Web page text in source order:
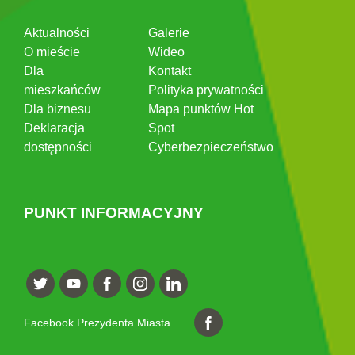
Aktualności
O mieście
Dla
mieszkańców
Dla biznesu
Deklaracja
dostępności
Galerie
Wideo
Kontakt
Polityka prywatności
Mapa punktów Hot
Spot
Cyberbezpieczeństwo
PUNKT INFORMACYJNY
Facebook Prezydenta Miasta